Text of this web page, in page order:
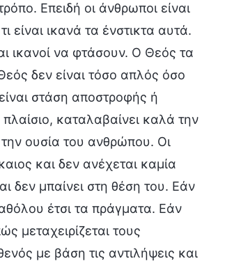
Επειδή οι άνθρωποι είναι
είναι ικανά τα ένστικτα αυτά.
ικανοί να φτάσουν. Ο Θεός τα
δεν είναι τόσο απλός όσο
στάση αποστροφής ή
καταλαβαίνει καλά την
την ουσία του ανθρώπου. Οι
και δεν ανέχεται καμία
δεν μπαίνει στη θέση του. Εάν
έτσι τα πράγματα. Εάν
μεταχειρίζεται τους
με βάση τις αντιλήψεις και